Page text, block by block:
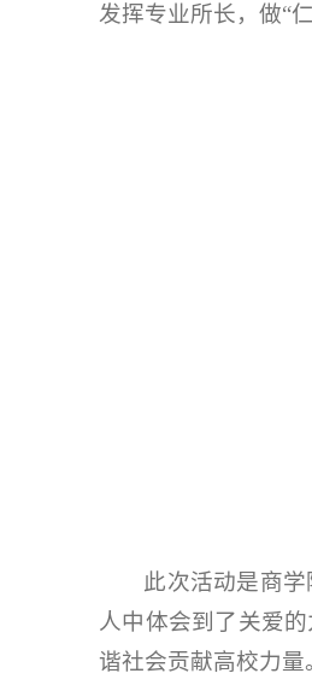
发挥专业所长，做“
此次活动是商
人中体会到了关爱
谐社会贡献高校力量